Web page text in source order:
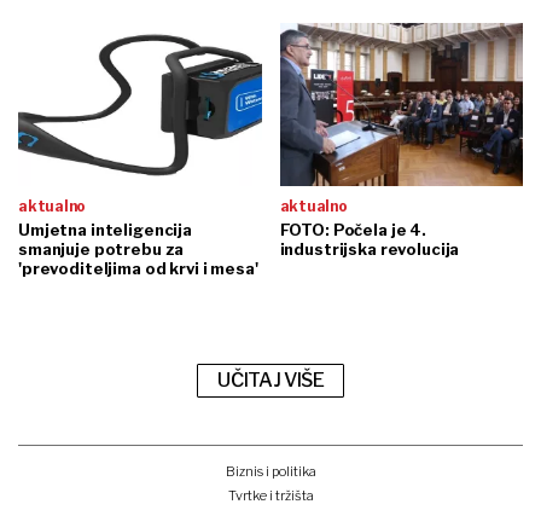
aktualno
Umjetna inteligencija
smanjuje potrebu za
'prevoditeljima od krvi i mesa'
aktualno
FOTO: Počela je 4.
industrijska revolucija
UČITAJ VIŠE
Biznis i politika
Tvrtke i tržišta